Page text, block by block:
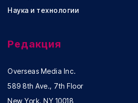
Наука и технологии
Редакция
Overseas Media Inc.
589 8th Ave., 7th Floor
New York, NY 10018